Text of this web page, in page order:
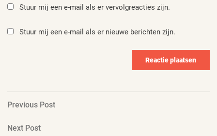
Stuur mij een e-mail als er vervolgreacties zijn.
Stuur mij een e-mail als er nieuwe berichten zijn.
Berichtnavigatie
Previous
Previous Post
Next
Next Post